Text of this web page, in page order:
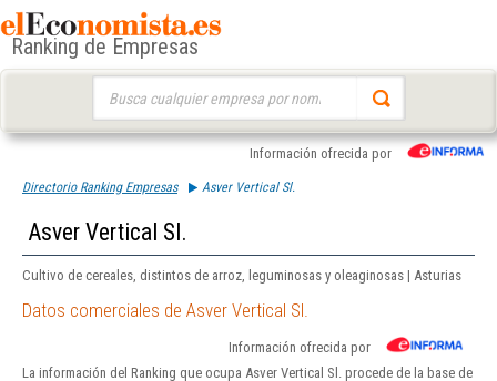
Ranking de Empresas
Información ofrecida por
Directorio Ranking Empresas Asver Vertical Sl.
Asver Vertical Sl.
Cultivo de cereales, distintos de arroz, leguminosas y oleaginosas | Asturias
Datos comerciales de Asver Vertical Sl.
Información ofrecida por
La información del Ranking que ocupa Asver Vertical Sl. procede de la base de